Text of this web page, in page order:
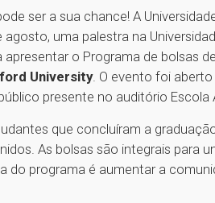
ser a sua chance! A
uma palestra na
apresentar o Programa de bolsas
University. O evento foi
presente no auditório Escola
que concluíram a
As bolsas são integrais para
do programa é aumentar a